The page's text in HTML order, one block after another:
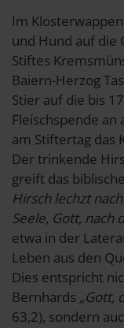
Im
und Hund auf die
Stiftes
Baiern-Herzog
Stier auf die bis
Fleischspende an
am Stiftertag das
Der trinkende
greift das
Hirsch lechzt
Seele, Gott, nach
etwa in der
Leben aus den
Dies entspricht
Bernhards „Gott,
63,2), sondern